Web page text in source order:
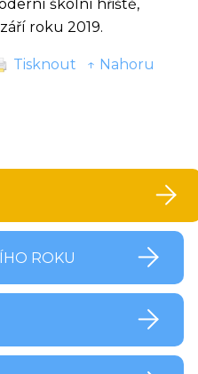
školní hřiště,
roku 2019.
Tisknout ↑ Nahoru
ROKU